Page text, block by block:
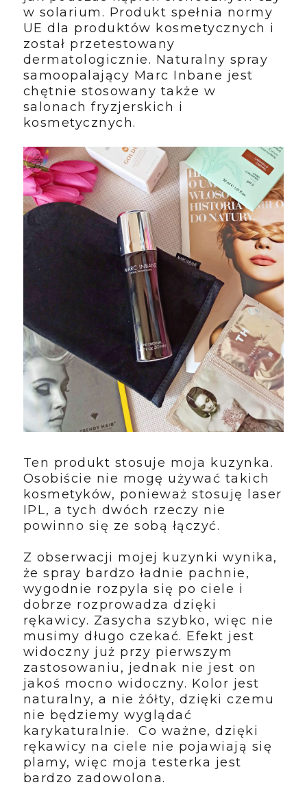
w solarium. Produkt spełnia normy
UE dla produktów kosmetycznych i
został przetestowany
dermatologicznie. Naturalny spray
samoopalający Marc Inbane jest
chętnie stosowany także w
salonach fryzjerskich i
kosmetycznych.
Ten produkt stosuje moja kuzynka.
Osobiście nie mogę używać takich
kosmetyków, ponieważ stosuję laser
IPL, a tych dwóch rzeczy nie
powinno się ze sobą łączyć.
Z obserwacji mojej kuzynki wynika,
że spray bardzo ładnie pachnie,
wygodnie rozpyla się po ciele i
dobrze rozprowadza dzięki
rękawicy. Zasycha szybko, więc nie
musimy długo czekać. Efekt jest
widoczny już przy pierwszym
zastosowaniu, jednak nie jest on
jakoś mocno widoczny. Kolor jest
naturalny, a nie żółty, dzięki czemu
nie będziemy wyglądać
karykaturalnie. Co ważne, dzięki
rękawicy na ciele nie pojawiają się
plamy, więc moja testerka jest
bardzo zadowolona.